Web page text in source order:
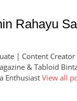
Rahayu
| Content
& Tabloid
Enthusiast View all